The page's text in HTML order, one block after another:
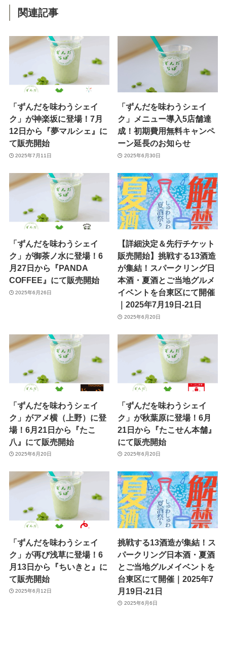
関連記事
「ずんだを味わうシェイ
ク」が神楽坂に登場！7月
12日から『夢マルシェ』に
て販売開始
2025年7月11日
「ずんだを味わうシェイ
ク」メニュー導入5店舗達
成！初期費用無料キャンペ
ーン延長のお知らせ
2025年6月30日
「ずんだを味わうシェイ
ク」が御茶ノ水に登場！6
月27日から『PANDA
COFFEE』にて販売開始
2025年6月26日
【詳細決定＆先行チケット
販売開始】挑戦する13酒造
が集結！スパークリング日
本酒・夏酒とご当地グルメ
イベントを台東区にて開催
｜2025年7月19日-21日
2025年6月20日
「ずんだを味わうシェイ
ク」がアメ横（上野）に登
場！6月21日から『たこ
八』にて販売開始
2025年6月20日
「ずんだを味わうシェイ
ク」が秋葉原に登場！6月
21日から『たこせん本舗』
にて販売開始
2025年6月20日
「ずんだを味わうシェイ
ク」が再び浅草に登場！6
月13日から『ちいきと』に
て販売開始
2025年6月12日
挑戦する13酒造が集結！ス
パークリング日本酒・夏酒
とご当地グルメイベントを
台東区にて開催｜2025年7
月19日-21日
2025年6月6日